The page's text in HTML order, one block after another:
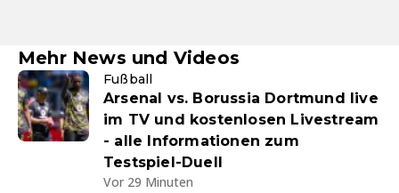
Mehr News und Videos
Fußball
Arsenal vs. Borussia Dortmund live
im TV und kostenlosen Livestream
- alle Informationen zum
Testspiel-Duell
Vor 29 Minuten